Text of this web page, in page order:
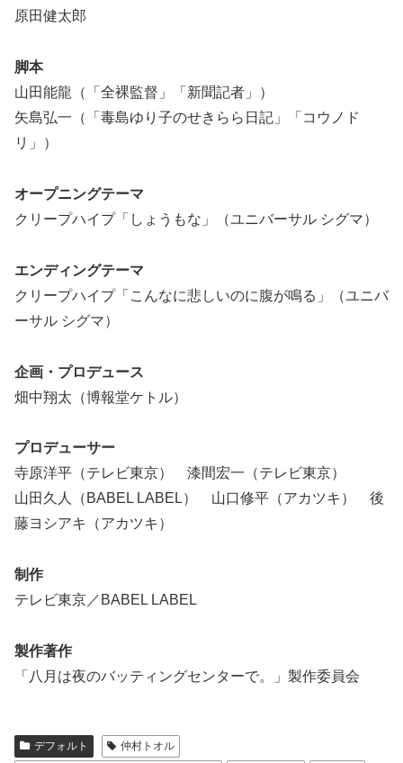
原田健太郎
脚本
山田能龍（「全裸監督」「新聞記者」）
矢島弘一（「毒島ゆり子のせきらら日記」「コウノド
リ」）
オープニングテーマ
クリープハイプ「しょうもな」（ユニバーサル シグマ）
エンディングテーマ
クリープハイプ「こんなに悲しいのに腹が鳴る」（ユニバ
ーサル シグマ）
企画・プロデュース
畑中翔太（博報堂ケトル）
プロデューサー
寺原洋平（テレビ東京） 漆間宏一（テレビ東京）
山田久人（BABEL LABEL） 山口修平（アカツキ） 後
藤ヨシアキ（アカツキ）
制作
テレビ東京／BABEL LABEL
製作著作
「八月は夜のバッティングセンターで。」製作委員会
デフォルト
仲村トオル